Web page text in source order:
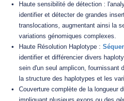
Haute sensibilité de détection :
identifier et détecter de grandes
translocations, augmentant ainsi la
variations génomiques complexes.
Haute Résolution Haplotype :
identifier et différencier divers
sein d'un seul amplicon, fournissant
la structure des haplotypes et les
Couverture complète de la longueur